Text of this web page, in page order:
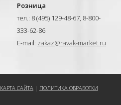
Розница
тел.: 8 (495) 129-48-67, 8-800-
333-62-86
E-mail: zakaz@ravak-market.ru
КАРТА САЙТА | ПОЛИТИКА ОБРАБОТКИ